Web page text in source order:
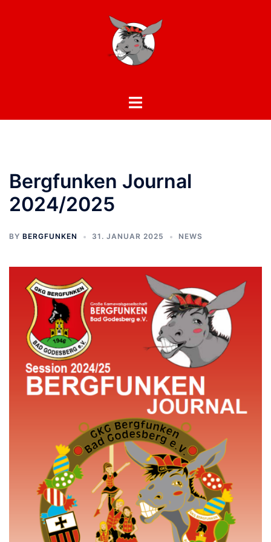
Toggle
Bergfunken Journal
2024/2025
BY BERGFUNKEN 31. JANUAR 2025 NEWS